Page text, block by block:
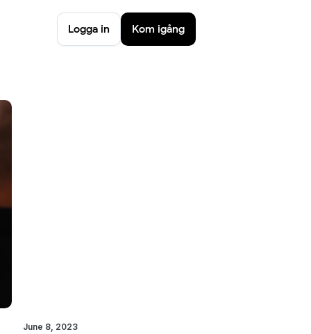
Logga in Kom igång
June 8, 2023